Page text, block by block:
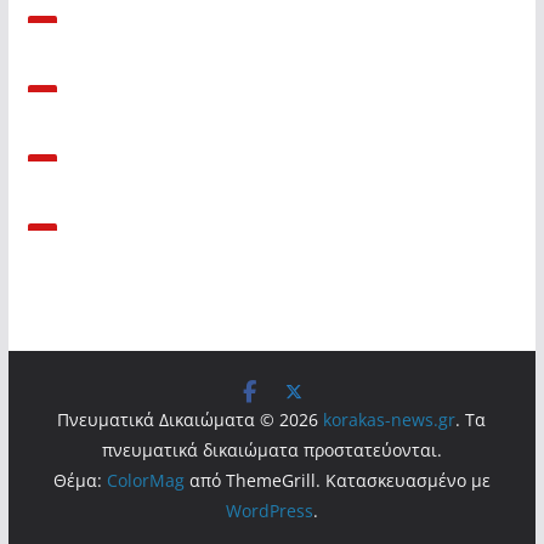
Πνευματικά Δικαιώματα © 2026 korakas-news.gr. Τα
πνευματικά δικαιώματα προστατεύονται.
Θέμα: ColorMagαπό ThemeGrill. Κατασκευασμένο με
WordPress.